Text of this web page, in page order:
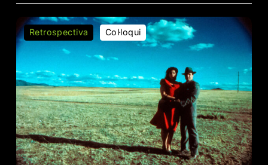
Profundo
Carmesí
Col·loqui
Retrospectiva